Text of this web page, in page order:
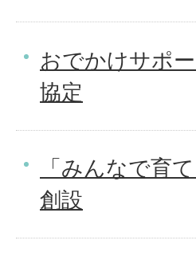
おでかけサポ
協定
「みんなで育
創設